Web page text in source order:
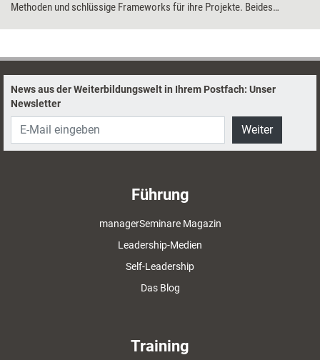
Methoden und schlüssige Frameworks für ihre Projekte. Beides
News aus der Weiterbildungswelt in Ihrem Postfach: Unser
Newsletter
Weiter
Führung
managerSeminare Magazin
Leadership-Medien
Self-Leadership
Das Blog
Training